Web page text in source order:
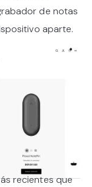
de notas
aparte.
recientes que